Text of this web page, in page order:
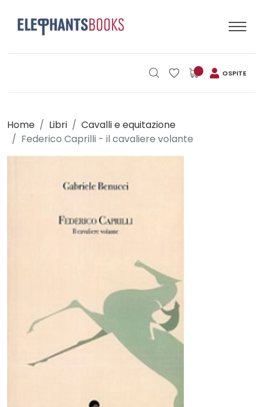
OSPITE
Home Libri
Cavalli e equitazione
Federico Caprilli - il cavaliere volante